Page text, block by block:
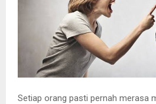
Setiap orang pasti pernah merasa